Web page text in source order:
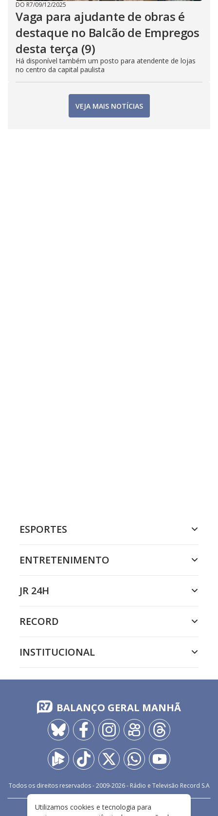
DO R7/09/12/2025
Vaga para ajudante de obras é
destaque no Balcão de Empregos
desta terça (9)
Há disponível também um posto para atendente de lojas
no centro da capital paulista
VEJA MAIS NOTÍCIAS
ESPORTES
ENTRETENIMENTO
JR 24H
RECORD
INSTITUCIONAL
BALANÇO GERAL MANHÃ
Todos os direitos reservados - 2009-2026- Rádio e Televisão Record S.A
FALE CONOSCO PRIVACIDADE
Utilizamos cookies e tecnologia para